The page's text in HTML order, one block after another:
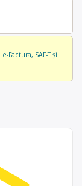
Factura, SAF-T și